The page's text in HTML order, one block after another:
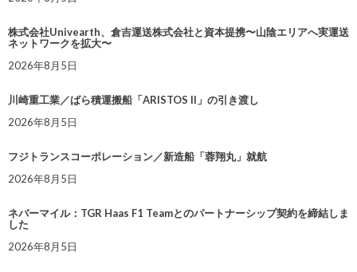
株式会社Univearth、倉吉運送株式会社と資本提携〜山陰エリアへ実運送
ネットワークを拡大〜
2026年8月5日
川崎重工業／ばら積運搬船「ARISTOS II」の引き渡し
2026年8月5日
フジトランスコーポレーション／新造船「蓉翔丸」就航
2026年8月5日
ネバーマイル：TGR Haas F1 Teamとのパートナーシップ契約を締結しま
した
2026年8月5日